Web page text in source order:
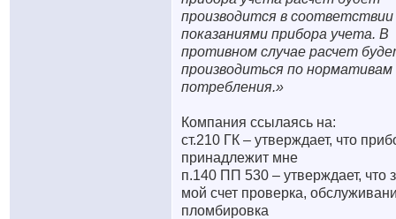
производится в соответствии
показаниями прибора учета. В
противном случае расчет
производиться по нормативам
потребления.»
Компания ссылаясь на:
ст.210 ГК – утверждает, что
принадлежит мне
п.140 ПП 530 – утверждает, что
мой счет проверка,
пломбировка